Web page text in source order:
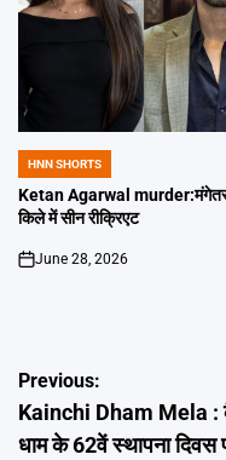
POSTED
IN
HNN SHORTS
Ketan Agarwal murder:मंगेतर
किले में सीन रीक्रिएट
on
June 28, 2026
Post
navigation
Previous:
Kainchi Dham Mela :
धाम के 62वें स्थापना दिवस